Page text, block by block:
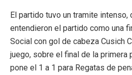
El partido tuvo un tramite intenso,
entendieron el partido como una
Social con gol de cabeza Cusich
juego, sobre el final de la primera
pone el 1 a 1 para Regatas de